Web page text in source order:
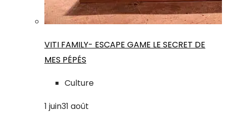
VITI FAMILY- ESCAPE GAME LE SECRET DE
MES PÉPÉS
Culture
1 juin31 août